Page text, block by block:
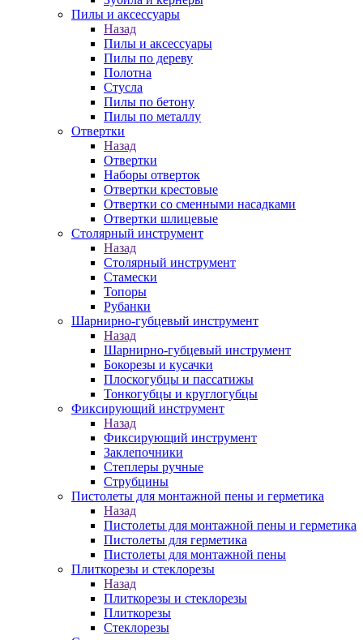
Пилы и аксессуары
Назад
Пилы и аксессуары
Пилы по дереву
Полотна
Стусла
Пилы по бетону
Пилы по металлу
Отвертки
Назад
Отвертки
Наборы отверток
Отвертки крестовые
Отвертки со сменными насадками
Отвертки шлицевые
Столярный инструмент
Назад
Столярный инструмент
Стамески
Топоры
Рубанки
Шарнирно-губцевый инструмент
Назад
Шарнирно-губцевый инструмент
Бокорезы и кусачки
Плоскогубцы и пассатижы
Тонкогубцы и круглогубцы
Фиксирующий инструмент
Назад
Фиксирующий инструмент
Заклепочники
Степлеры ручные
Струбцины
Пистолеты для монтажной пены и герметика
Назад
Пистолеты для монтажной пены и герметика
Пистолеты для герметика
Пистолеты для монтажной пены
Плиткорезы и стеклорезы
Назад
Плиткорезы и стеклорезы
Плиткорезы
Стеклорезы